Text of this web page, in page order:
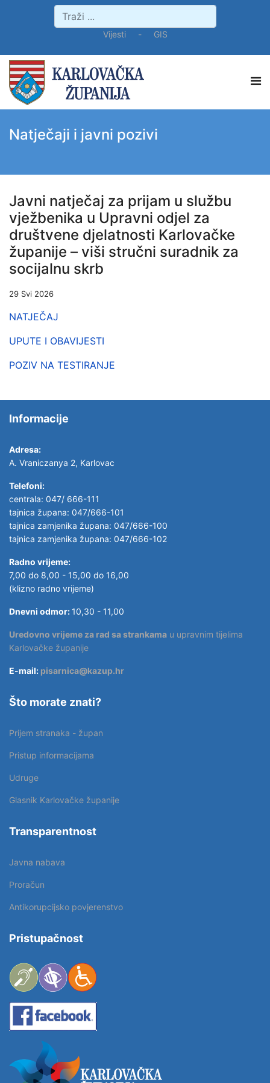
Vijesti- GIS
Natječaji i javni pozivi
Javni natječaj za prijam u službu
vježbenika u Upravni odjel za
društvene djelatnosti Karlovačke
županije – viši stručni suradnik za
socijalnu skrb
29 Svi 2026
NATJEČAJ
UPUTE I OBAVIJESTI
POZIV NA TESTIRANJE
Informacije
Adresa:
A. Vraniczanya 2, Karlovac
Telefoni:
centrala: 047/ 666-111
tajnica župana: 047/666-101
tajnica zamjenika župana: 047/666-100
tajnica zamjenika župana: 047/666-102
Radno vrijeme:
7,00 do 8,00 - 15,00 do 16,00
(klizno radno vrijeme)
Dnevni odmor: 10,30 - 11,00
Uredovno vrijeme za rad sa strankama u upravnim tijelima
Karlovačke županije
E-mail: pisarnica@kazup.hr
Što morate znati?
Prijem stranaka - župan
Pristup informacijama
Udruge
Glasnik Karlovačke županije
Transparentnost
Javna nabava
Proračun
Antikorupcijsko povjerenstvo
Pristupačnost